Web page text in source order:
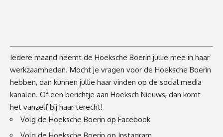
Iedere maand neemt de Hoeksche Boerin jullie mee in haar
werkzaamheden. Mocht je vragen voor de Hoeksche Boerin
hebben, dan kunnen jullie haar vinden op de social media
kanalen. Of een berichtje aan Hoeksch Nieuws, dan komt
het vanzelf bij haar terecht!
Volg de Hoeksche Boerin op Facebook